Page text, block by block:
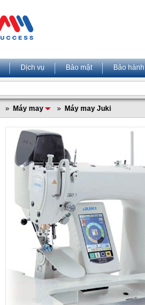
Dịch vụ Bảo mật Bảo hành
» Máy may » Máy may Juki